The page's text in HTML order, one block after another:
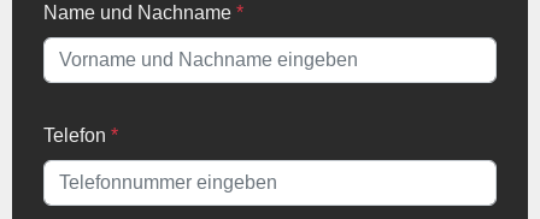
Name und Nachname *
Telefon *